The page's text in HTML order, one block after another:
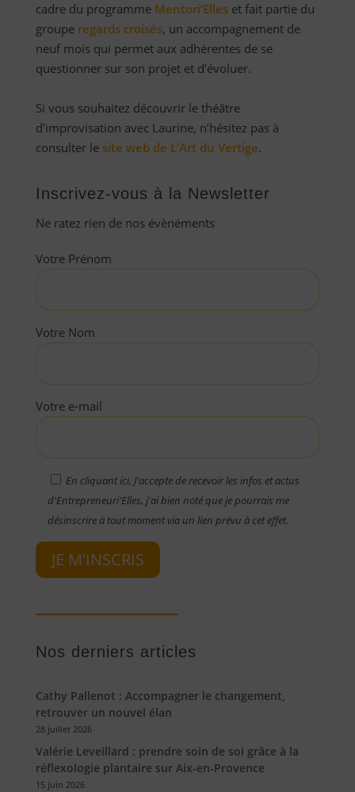
cadre du programme Mentori’Elleset fait partie du
groupe regards croisés, un accompagnement de
neuf mois qui permet aux adhérentes de se
questionner sur son projet et d’évoluer.
Si vous souhaitez découvrir le théâtre
d’improvisation avec Laurine, n’hésitez pas à
consulter le site web de L’Art du Vertige.
Inscrivez-vous à la Newsletter
Ne ratez rien de nos évènéments
Votre Prénom
Votre Nom
Votre e-mail
En cliquant ici, J'accepte de recevoir les infos et actus
d'Entrepreneuri'Elles, j'ai bien noté que je pourrais me
désinscrire à tout moment via un lien prévu à cet effet.
JE M'INSCRIS
Nos derniers articles
Cathy Pallenot : Accompagner le changement,
retrouver un nouvel élan
28 juillet 2026
Valérie Leveillard : prendre soin de soi grâce à la
réflexologie plantaire sur Aix-en-Provence
15 juin 2026